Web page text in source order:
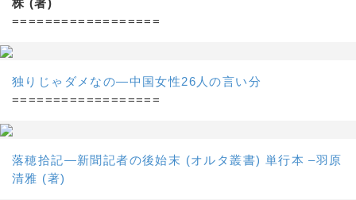
==================
独りじゃダメなの―中国女性26人の言い分
==================
落穂拾記―新聞記者の後始末 (オルタ叢書) 単行本 –羽原
清雅 (著)